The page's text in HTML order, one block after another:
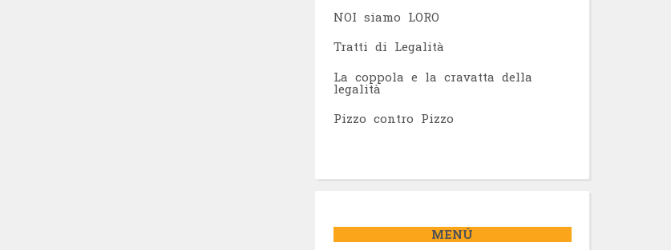
NOI siamo LORO
Tratti di Legalità
La coppola e la cravatta della
legalità
Pizzo contro Pizzo
MENÚ